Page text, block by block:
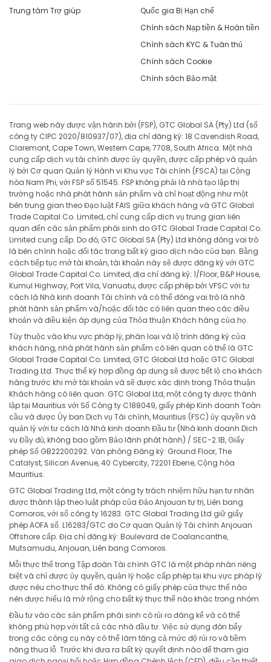
Trung tâm Trợ giúp
Quốc gia Bị Hạn chế
Chính sách Nạp tiền & Hoàn tiền
Chính sách KYC & Tuân thủ
Chính sách Cookie
Chính sách Bảo mật
Trang web này được vận hành bởi (FSP), GTC Global SA (Pty) Ltd (số
công ty CIPC 2020/810937/07), địa chỉ đăng ký: 18 Cavendish Road,
Claremont, Cape Town, Western Cape, 7708, South Africa. Một nhà
cung cấp dịch vụ tài chính được ủy quyền, được cấp phép và quản
lý bởi Cơ quan Quản lý Hành vi Khu vực Tài chính (FSCA) tại Cộng
hòa Nam Phi, với FSP số 51545. FSP không phải là nhà tạo lập thị
trường hoặc nhà phát hành sản phẩm và chỉ hoạt động như một
bên trung gian theo Đạo luật FAIS giữa khách hàng và GTC Global
Trade Capital Co. Limited, chỉ cung cấp dịch vụ trung gian liên
quan đến các sản phẩm phái sinh do GTC Global Trade Capital Co.
Limited cung cấp. Do đó, GTC Global SA (Pty) Ltd không đóng vai trò
là bên chính hoặc đối tác trong bất kỳ giao dịch nào của bạn. Bằng
cách tiếp tục mở tài khoản, tài khoản này sẽ được đăng ký với GTC
Global Trade Capital Co. Limited, địa chỉ đăng ký: 1/Floor, B&P House,
Kumul Highway, Port Vila, Vanuatu, được cấp phép bởi VFSC với tư
cách là Nhà kinh doanh Tài chính và có thể đóng vai trò là nhà
phát hành sản phẩm và/hoặc đối tác có liên quan theo các điều
khoản và điều kiện áp dụng của Thỏa thuận Khách hàng của họ.
Tùy thuộc vào khu vực pháp lý, phân loại và lộ trình đăng ký của
khách hàng, nhà phát hành sản phẩm có liên quan có thể là GTC
Global Trade Capital Co. Limited, GTC Global Ltd hoặc GTC Global
Trading Ltd. Thực thể ký hợp đồng áp dụng sẽ được tiết lộ cho khách
hàng trước khi mở tài khoản và sẽ được xác định trong Thỏa thuận
Khách hàng có liên quan. GTC Global Ltd, một công ty được thành
lập tại Mauritius với Số Công ty C188049, giấy phép Kinh doanh Toàn
cầu và được Ủy ban Dịch vụ Tài chính, Mauritius (FSC) ủy quyền và
quản lý với tư cách là Nhà kinh doanh Đầu tư (Nhà kinh doanh Dịch
vụ Đầy đủ, không bao gồm Bảo lãnh phát hành) / SEC-2.1B, Giấy
phép Số GB22200292. Văn phòng Đăng ký: Ground Floor, The
Catalyst, Silicon Avenue, 40 Cybercity, 72201 Ebene, Cộng hòa
Mauritius.
GTC Global Trading Ltd, một công ty trách nhiệm hữu hạn tư nhân
được thành lập theo luật pháp của Đảo Anjouan tự trị, Liên bang
Comoros, với số công ty 16283. GTC Global Trading Ltd giữ giấy
phép AOFA số. L16283/GTC do Cơ quan Quản lý Tài chính Anjouan
Offshore cấp. Địa chỉ đăng ký: Boulevard de Coalancanthe,
Mutsamudu, Anjouan, Liên bang Comoros.
Mỗi thực thể trong Tập đoàn Tài chính GTC là một pháp nhân riêng
biệt và chỉ được ủy quyền, quản lý hoặc cấp phép tại khu vực pháp lý
được nêu cho thực thể đó. Không có giấy phép của thực thể nào
nên được hiểu là mở rộng cho bất kỳ thực thể nào khác trong nhóm.
Đầu tư vào các sản phẩm phái sinh có rủi ro đáng kể và có thể
không phù hợp với tất cả các nhà đầu tư. Việc sử dụng đòn bẩy
trong các công cụ này có thể làm tăng cả mức độ rủi ro và tiềm
năng thua lỗ. Trước khi đưa ra bất kỳ quyết định nào để tham gia